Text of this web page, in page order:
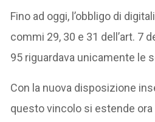
Fino ad oggi, l’obbligo di
commi 29, 30 e 31 dell’art. 7
95 riguardava unicamente le
Con la nuova disposizione
questo vincolo si estende